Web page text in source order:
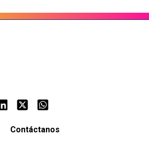
Contáctanos